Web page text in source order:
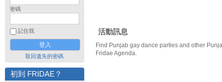
密碼
記住我
取回遺失的密碼
初到 FRIDAE？
活動訊息
Find Punjab gay dance parties and other
Fridae Agenda.